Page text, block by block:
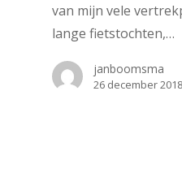
van mijn vele
lange fietstochten,…
janboomsma
26 december 2018